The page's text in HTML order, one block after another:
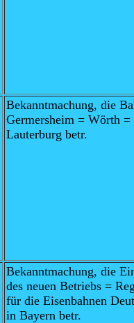
Bekanntmachung, die
Germersheim = Wörth =
Lauterburg betr.
Bekanntmachung, die
des neuen Betriebs =
für die Eisenbahnen
in Bayern betr.